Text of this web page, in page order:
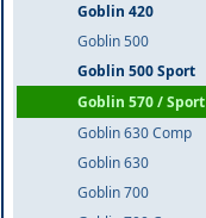
Goblin 420
Goblin 500
Goblin 500 Sport
Goblin 570 / Sport
Goblin 630 Comp
Goblin 630
Goblin 700